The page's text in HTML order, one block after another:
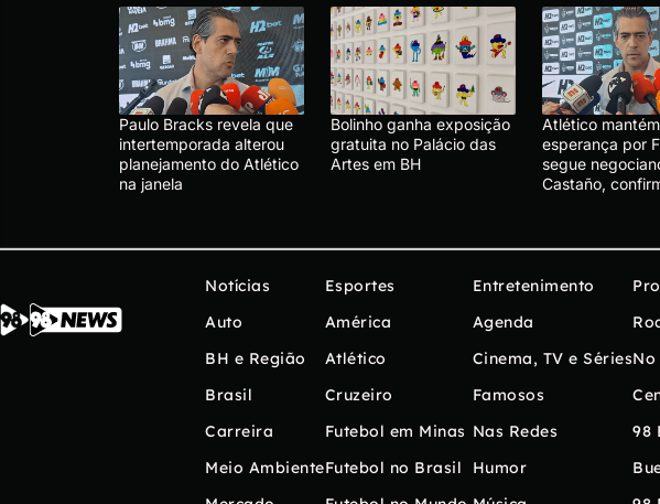
Paulo Bracks revela que
intertemporada alterou
planejamento do Atlético
na janela
Bolinho ganha exposição
gratuita no Palácio das
Artes em BH
Atlético mantém
esperança por
segue
Castaño,
Notícias
Auto
BH e Região
Brasil
Carreira
Meio Ambiente
Esportes
América
Atlético
Cruzeiro
Futebol em Minas
Futebol no Brasil
Entretenimento
Agenda
Cinema, TV e Séries
Famosos
Nas Redes
Humor
No
98